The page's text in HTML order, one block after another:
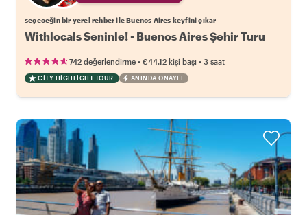
seçeceğin bir yerel rehber ile Buenos Aires keyfini çıkar
Withlocals Seninle! - Buenos Aires Şehir Turu
742 değerlendirme • €44.12 kişi başı • 3 saat
CITY HIGHLIGHT TOUR ANINDA ONAYLI